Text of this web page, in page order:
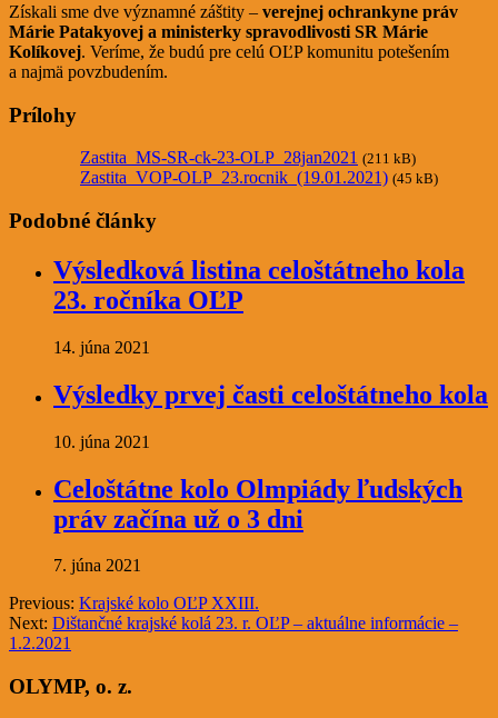
Získali sme dve významné záštity – verejnej ochrankyne práv
Márie Patakyovej a ministerky spravodlivosti SR Márie
Kolíkovej. Veríme, že budú pre celú OĽP komunitu potešením
a najmä povzbudením.
Prílohy
Zastita_MS-SR-ck-23-OLP_28jan2021 (211 kB)
Zastita_VOP-OLP_23.rocnik_(19.01.2021) (45 kB)
Podobné články
Výsledková listina celoštátneho kola
23. ročníka OĽP
14. júna 2021
Výsledky prvej časti celoštátneho kola
10. júna 2021
Celoštátne kolo Olmpiády ľudských
práv začína už o 3 dni
7. júna 2021
Previous: Krajské kolo OĽP XXIII.
Next: Dištančné krajské kolá 23. r. OĽP – aktuálne informácie –
1.2.2021
OLYMP, o. z.